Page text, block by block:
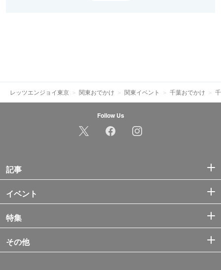
レッツエンジョイ東京 関東おでかけ 関東イベント 千葉おでかけ
Follow Us
記事
イベント
特集
その他